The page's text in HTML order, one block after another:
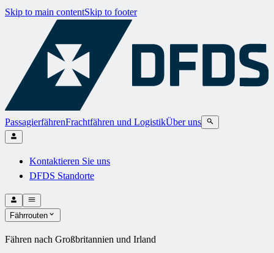
Skip to main contentSkip to footer
PassagierfährenFrachtfähren und LogistikÜber uns
Kontaktieren Sie uns
DFDS Standorte
Fährrouten
Fähren nach Großbritannien und Irland